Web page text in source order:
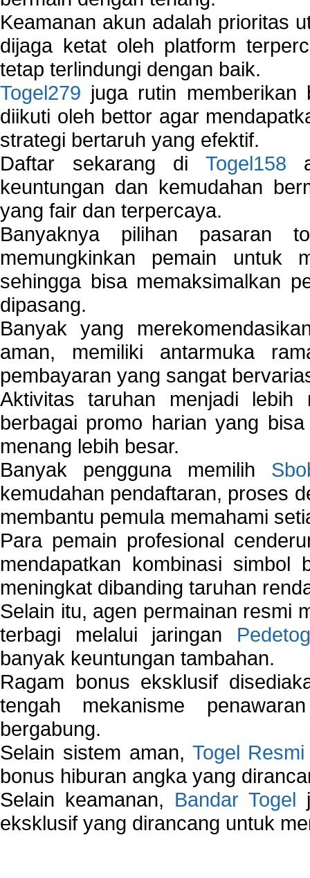
Keamanan akun adalah prioritas
dijaga ketat oleh platform
tetap terlindungi dengan baik.
Togel279 juga rutin
diikuti oleh bettor agar
strategi bertaruh yang efektif.
Daftar sekarang di Togel158
keuntungan dan kemudahan
yang fair dan terpercaya.
Banyaknya pilihan pasaran
memungkinkan pemain untuk
sehingga bisa memaksimalkan
dipasang.
Banyak yang
aman, memiliki antarmuka
pembayaran yang sangat
Aktivitas taruhan menjadi
berbagai promo harian yang
menang lebih besar.
Banyak pengguna memilih
kemudahan pendaftaran, proses
membantu pemula memahami
Para pemain profesional
mendapatkan kombinasi
meningkat dibanding taruhan
Selain itu, agen permainan resmi
terbagi melalui jaringan
banyak keuntungan tambahan.
Ragam bonus eksklusif
tengah mekanisme
bergabung.
Selain sistem aman, Togel Resmi
bonus hiburan angka yang
Selain keamanan, Bandar Togel
eksklusif yang dirancang untuk